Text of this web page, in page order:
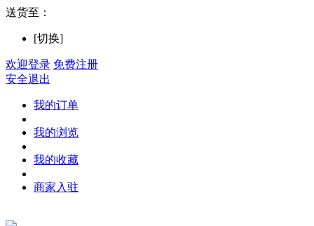
送货至：
[切换]
欢迎登录 免费注册
安全退出
我的订单
我的浏览
我的收藏
商家入驻